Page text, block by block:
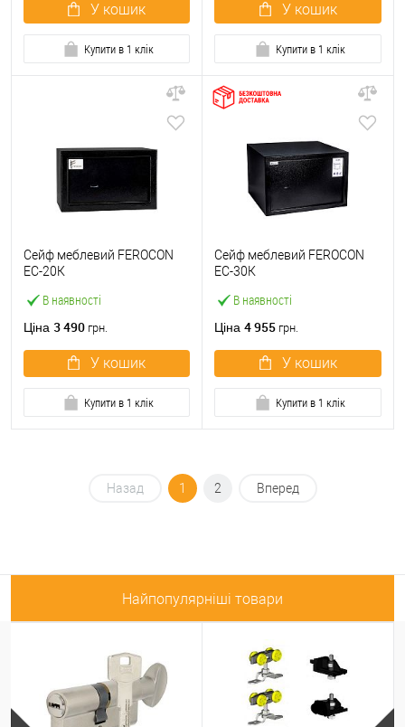
У кошик
Купити в 1 клік
У кошик
Купити в 1 клік
В наявності
Сейф меблевий FEROCON
ЕС-20К
Ціна 3 490 грн.
У кошик
Купити в 1 клік
В наявності
Сейф меблевий FEROCON
ЕС-30К
Ціна 4 955 грн.
У кошик
Купити в 1 клік
Назад 1 2 Вперед
Найпопулярніші товари